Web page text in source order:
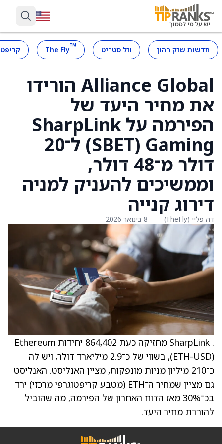
חדשות שוק ההון וול סטריט ™
The Fly
Alliance Global הורידו
את מחיר היעד של
הפירמה על SharpLink
Gaming ‏(SBET) ל־20
דולר מ־48 דולר,
וממשיכים להעניק למניה
דירוג קנייה
דה פליי (TheFly) 8 בינואר 2026
. SharpLink מחזיקה כעת 864,402 יחידות Ethereum
‏(ETH-USD), בשווי של כ־2.9 מיליארד דולר, ויש לה
כ־210 מיליון מניות מונפקות, מציין האנליסט. האנליסט
גם מציין שמחיר ה־ETH (מטבע קריפטוגרפי מרכזי) ירד
בכ־30% מאז הדוח האחרון של הפירמה, מה שהוביל
להורדת מחיר היעד.